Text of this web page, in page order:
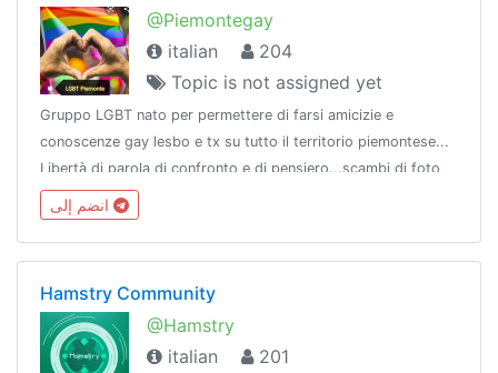
@Piemontegay
italian
204
Topic is not assigned yet
Gruppo LGBT nato per permettere di farsi amicizie e
conoscenze gay lesbo e tx su tutto il territorio piemontese...
Libertà di parola di confronto e di pensiero...scambi di foto
ecc.
Hamstry Community
@Hamstry
italian
201